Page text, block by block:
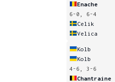
Enache
6-0, 6-4
Celik
Velica
Kolb
Kolb
4-6, 3-6
Chantraine